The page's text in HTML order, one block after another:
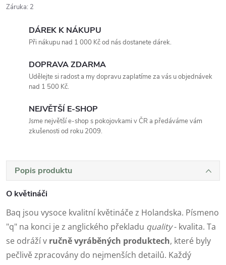
Záruka: 2
DÁREK K NÁKUPU
Při nákupu nad 1 000 Kč od nás dostanete dárek.
DOPRAVA ZDARMA
Udělejte si radost a my dopravu zaplatíme za vás u objednávek
nad 1 500 Kč.
NEJVĚTŠÍ E-SHOP
Jsme největší e-shop s pokojovkami v ČR a předáváme vám
zkušenosti od roku 2009.
Popis produktu
O květináči
Baq jsou vysoce kvalitní květináče z Holandska. Písmeno
"q" na konci je z anglického překladu quality- kvalita. Ta
se odráží v ručně vyráběných produktech, které byly
pečlivě zpracovány do nejmenších detailů. Každý